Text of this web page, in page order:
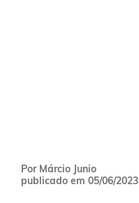
Por Márcio Junio
publicado em 05/06/2023